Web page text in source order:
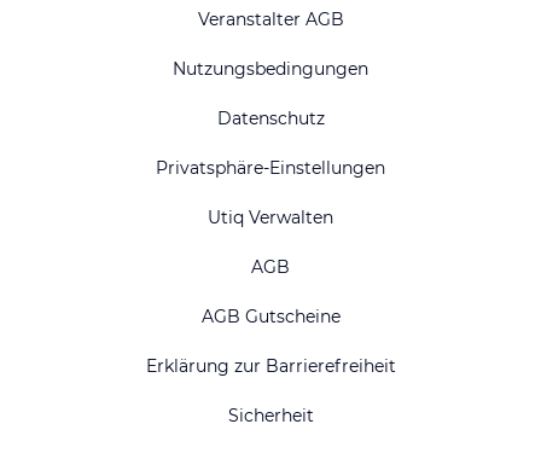
Veranstalter AGB
Nutzungsbedingungen
Datenschutz
Privatsphäre-Einstellungen
Utiq Verwalten
AGB
AGB Gutscheine
Erklärung zur Barrierefreiheit
Sicherheit